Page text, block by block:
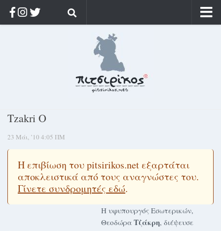
Στοχασμοί & αποφθέγματα
Διαφήμιση
Μόνο για συνδρομητές
Log in
Tzakri O
23 Μάι, ’10 4:05 ΠΜ
Η επιβίωση του pitsirikos.net εξαρτάται
αποκλειστικά από τους αναγνώστες του.
Γίνετε συνδρομητές εδώ.
Η υφυπουργός Εσωτερικών,
Θεοδώρα Τζάκρη, διέψευσε